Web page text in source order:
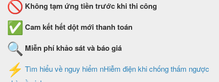
Không tạm ứng tiền trước khi thi công
Cam kết hết dột mới thanh toán
Miễn phí khảo sát và báo giá
Tìm hiểu về nguy hiểm nHiễm điện khi chống thấm ngược